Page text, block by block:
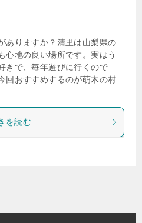
ありますか？清里は山梨県の
心地の良い場所です。実はう
きで、毎年遊びに行くので
回おすすめするのが萌木の村
を読む